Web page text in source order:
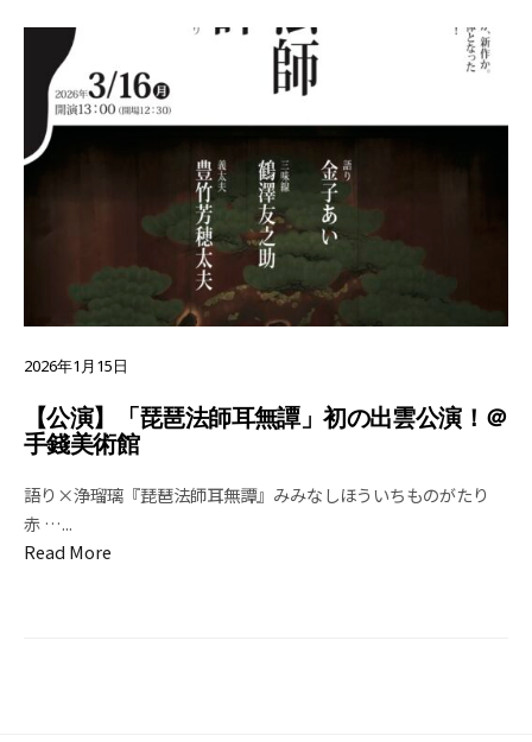
2026年1月15日
【公演】「琵琶法師耳無譚」初の出雲公演！＠
手錢美術館
語り×浄瑠璃『琵琶法師耳無譚』みみなしほういちものがたり
赤 …...
Read More